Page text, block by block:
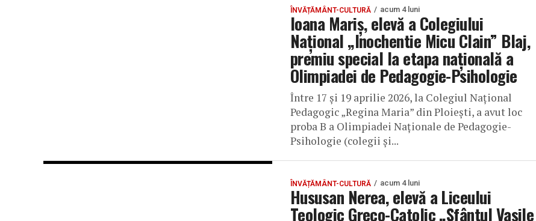
ÎNVĂȚĂMÂNT-CULTURĂ acum 4 luni
Ioana Mariș, elevă a Colegiului
Național „Inochentie Micu Clain” Blaj,
premiu special la etapa națională a
Olimpiadei de Pedagogie-Psihologie
Între 17 și 19 aprilie 2026, la Colegiul Național
Pedagogic „Regina Maria” din Ploiești, a avut loc
proba B a Olimpiadei Naționale de Pedagogie-
Psihologie (colegii și...
ÎNVĂȚĂMÂNT-CULTURĂ acum 4 luni
Hususan Nerea, elevă a Liceului
Teologic Greco-Catolic „Sfântul Vasile